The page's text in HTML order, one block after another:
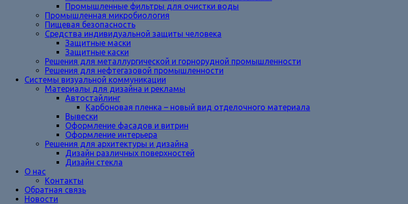
Промышленные фильтры для очистки воды
Промышленная микробиология
Пищевая безопасность
Средства индивидуальной защиты человека
Защитные маски
Защитные каски
Решения для металлургической и горнорудной промышленности
Решения для нефтегазовой промышленности
Системы визуальной коммуникации
Материалы для дизайна и рекламы
Автостайлинг
Карбоновая пленка – новый вид отделочного материала
Вывески
Оформление фасадов и витрин
Оформление интерьера
Решения для архитектуры и дизайна
Дизайн различных поверхностей
Дизайн стекла
О нас
Контакты
Обратная связь
Новости